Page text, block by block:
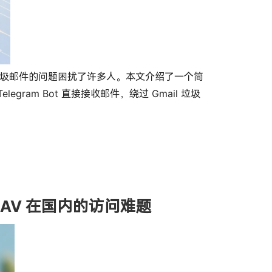
件的问题困扰了许多人。本文介绍了一个简
Bot 直接接收邮件，绕过 Gmail 垃圾
在国内的访问难题